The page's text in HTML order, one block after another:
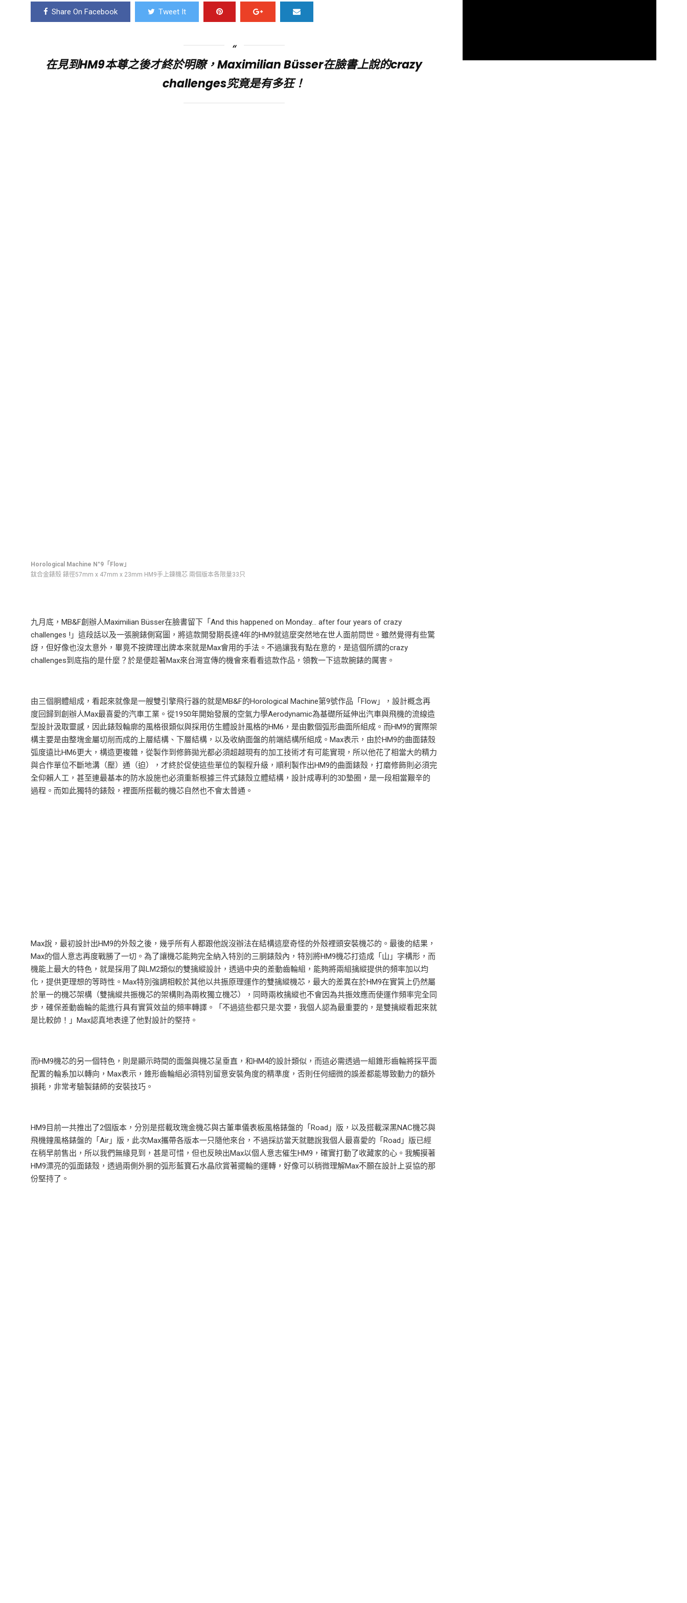
Share On Facebook Tweet It
在見到HM9本尊之後才終於明瞭，Maximilian Büsser在臉書上說的crazy
challenges究竟是有多狂！
Horological Machine N°9「Flow」
鈦合金錶殼 錶徑57mm x 47mm x 23mm HM9手上鍊機芯 兩個版本各限量33只
九月底，MB&F創辦人Maximilian Büsser在臉書留下「And this happened on Monday… after four years of crazy
challenges !」這段話以及一張腕錶側寫圖，將這款開發期長達4年的HM9就這麼突然地在世人面前問世。雖然覺得有些驚
訝，但好像也沒太意外，畢竟不按牌理出牌本來就是Max會用的手法。不過讓我有點在意的，是這個所謂的crazy
challenges到底指的是什麼？於是便趁著Max來台灣宣傳的機會來看看這款作品，領教一下這款腕錶的厲害。
由三個胴體組成，看起來就像是一艘雙引擎飛行器的就是MB&F的Horological Machine第9號作品「Flow」，設計概念再
度回歸到創辦人Max最喜愛的汽車工業。從1950年開始發展的空氣力學Aerodynamic為基礎所延伸出汽車與飛機的流線造
型設計汲取靈感，因此錶殼輪廓的風格很類似與採用仿生體設計風格的HM6，是由數個弧形曲面所組成。而HM9的實際架
構主要是由整塊金屬切削而成的上層結構、下層結構，以及收納面盤的前端結構所組成。Max表示，由於HM9的曲面錶殼
弧度遠比HM6更大，構造更複雜，從製作到修飾拋光都必須超越現有的加工技術才有可能實現，所以他花了相當大的精力
與合作單位不斷地溝（壓）通（迫），才終於促使這些單位的製程升級，順利製作出HM9的曲面錶殼，打磨修飾則必須完
全仰賴人工，甚至連最基本的防水設施也必須重新根據三件式錶殼立體結構，設計成專利的3D墊圈，是一段相當艱辛的
過程。而如此獨特的錶殼，裡面所搭載的機芯自然也不會太普通。
Max說，最初設計出HM9的外殼之後，幾乎所有人都跟他說沒辦法在結構這麼奇怪的外殼裡頭安裝機芯的。最後的結果，
Max的個人意志再度戰勝了一切。為了讓機芯能夠完全納入特別的三胴錶殼內，特別將HM9機芯打造成「山」字構形，而
機能上最大的特色，就是採用了與LM2類似的雙擒縱設計，透過中央的差動齒輪組，能夠將兩組擒縱提供的頻率加以均
化，提供更理想的等時性。Max特別強調相較於其他以共振原理運作的雙擒縱機芯，最大的差異在於HM9在實質上仍然屬
於單一的機芯架構（雙擒縱共振機芯的架構則為兩枚獨立機芯），同時兩枚擒縱也不會因為共振效應而使運作頻率完全同
步，確保差動齒輪的能進行具有實質效益的頻率轉譯。「不過這些都只是次要，我個人認為最重要的，是雙擒縱看起來就
是比較帥！」Max認真地表達了他對設計的堅持。
而HM9機芯的另一個特色，則是顯示時間的面盤與機芯呈垂直，和HM4的設計類似，而這必需透過一組錐形齒輪將採平面
配置的輪系加以轉向，Max表示，錐形齒輪組必須特別留意安裝角度的精準度，否則任何細微的誤差都能導致動力的額外
損耗，非常考驗製錶師的安裝技巧。
HM9目前一共推出了2個版本，分別是搭載玫瑰金機芯與古董車儀表板風格錶盤的「Road」版，以及搭載深黑NAC機芯與
飛機鐘風格錶盤的「Air」版，此次Max攜帶各版本一只隨他來台，不過採訪當天就聽說我個人最喜愛的「Road」版已經
在稍早前售出，所以我們無緣見到，甚是可惜，但也反映出Max以個人意志催生HM9，確實打動了收藏家的心。我觸摸著
HM9漂亮的弧面錶殼，透過兩側外胴的弧形藍寶石水晶欣賞著擺輪的運轉，好像可以稍微理解Max不願在設計上妥協的那
份堅持了。